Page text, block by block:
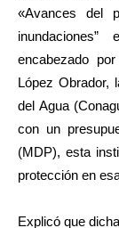
«Avances del
encabezado
López Obrador,
del Agua
con un
(MDP), esta
protección en
Explicó que